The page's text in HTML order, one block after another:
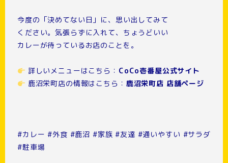
今度の「決めてない日」に、思い出してみて
ください。気張らずに入れて、ちょうどいい
カレーが待っているお店のことを。
詳しいメニューはこちら： CoCo壱番屋公式サイト
鹿沼栄町店の情報はこちら： 鹿沼栄町店 店舗ページ
#カレー #外食 #鹿沼 #家族 #友達 #通いやすい #サラダ
#駐車場